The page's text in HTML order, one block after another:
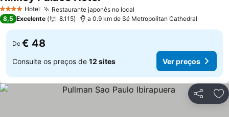
4 EstrelasHotel Restaurante japonês no local
Ver preços
8,5 Excelente 8.115 a 0.9 km de Sé Metropolitan Cathedral
De € 48
Consulte os preços de 12 sites Ver preços
Partilhar